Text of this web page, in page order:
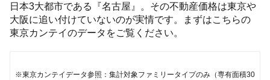
日本3大都市である『名古屋』。その不動産価格は東京や
大阪に追い付けていないのが実情です。まずはこちらの
東京カンテイのデータをご覧ください。
※東京カンテイデータ参照：集計対象ファミリータイプのみ（専有面積30